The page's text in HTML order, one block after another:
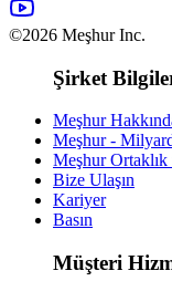
©2026 Meşhur Inc.
Şirket
Meşhur
Meşhur -
Meşhur
Bize Ulaşın
Kariyer
Basın
Müşteri